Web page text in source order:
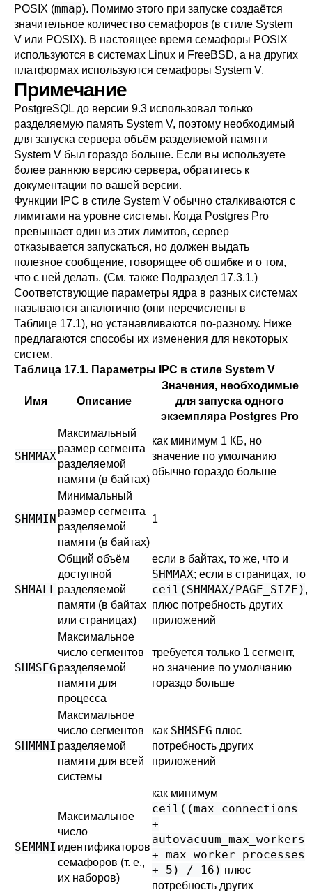
POSIX (mmap). Помимо этого при запуске создаётся
значительное количество семафоров (в стиле System
V или POSIX). В настоящее время семафоры POSIX
используются в системах Linux и FreeBSD, а на других
платформах используются семафоры System V.
Примечание
PostgreSQL до версии 9.3 использовал только
разделяемую память System V, поэтому необходимый
для запуска сервера объём разделяемой памяти
System V был гораздо больше. Если вы используете
более раннюю версию сервера, обратитесь к
документации по вашей версии.
Функции
IPC в стиле System V обычно сталкиваются с
лимитами на уровне системы. Когда Postgres Pro
превышает один из этих лимитов, сервер
отказывается запускаться, но должен выдать
полезное сообщение, говорящее об ошибке и о том,
что с ней делать. (См. также Подраздел 17.3.1.)
Соответствующие параметры ядра в разных системах
называются аналогично (они перечислены в
Таблице 17.1), но устанавливаются по-разному. Ниже
предлагаются способы их изменения для некоторых
систем.
Таблица 17.1. Параметры
IPC в стиле System V
Имя Описание
Значения, необходимые
для запуска одного
экземпляра Postgres Pro
SHMMAX
Максимальный
размер сегмента
разделяемой
памяти (в байтах)
как минимум 1 КБ, но
значение по умолчанию
обычно гораздо больше
SHMMIN
Минимальный
размер сегмента
разделяемой
памяти (в байтах)
1
SHMALL
Общий объём
доступной
разделяемой
памяти (в байтах
или страницах)
если в байтах, то же, что и
SHMMAX; если в страницах, то
ceil(SHMMAX/PAGE_SIZE) ,
плюс потребность других
приложений
SHMSEG
Максимальное
число сегментов
разделяемой
памяти для
процесса
требуется только 1 сегмент,
но значение по умолчанию
гораздо больше
SHMMNI
Максимальное
число сегментов
разделяемой
памяти для всей
системы
как SHMSEG плюс
потребность других
приложений
SEMMNI
Максимальное
число
идентификаторов
семафоров (т. е.,
их наборов)
как минимум
ceil((max_connections
+
autovacuum_max_workers
+ max_worker_processes
+ 5) / 16) плюс
потребность других